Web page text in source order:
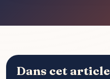
Dans cet article